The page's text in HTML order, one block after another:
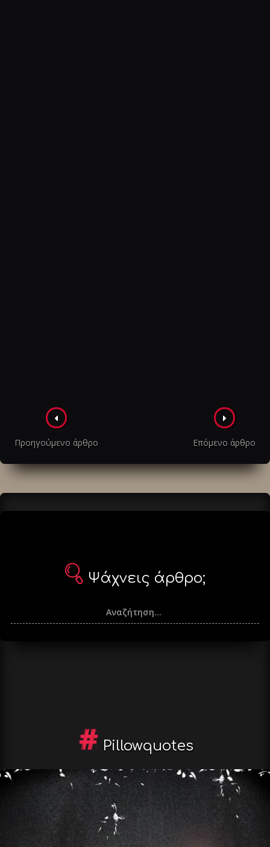
Πλοήγηση
στα
άρθρα
Προηγούμενο άρθρο Επόμενο άρθρο
Ψάχνεις άρθρο;
Pillowquotes